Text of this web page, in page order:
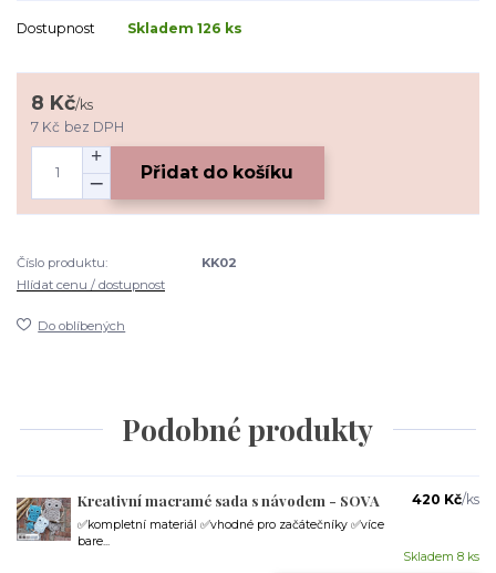
Dostupnost Skladem 126 ks
8 Kč/ks
7 Kč bez DPH
Přidat do košíku
Číslo produktu:
KK02
Hlídat cenu / dostupnost
Do oblíbených
Podobné produkty
Kreativní macramé sada s návodem - SOVA
✅kompletní materiál ✅vhodné pro začátečníky ✅více
bare...
420 Kč/ks
Skladem 8 ks